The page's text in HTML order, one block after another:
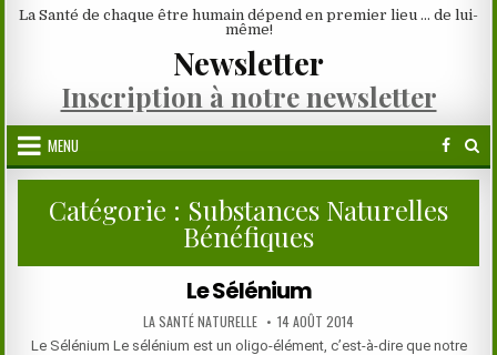
La Santé de chaque être humain dépend en premier lieu … de lui-
même!
Newsletter
Inscription à notre newsletter
MENU
Catégorie : Substances Naturelles
Bénéfiques
Le Sélénium
AUTHOR:
LA SANTÉ NATURELLE PUBLISHED
DATE:
14 AOÛT 2014
Le Sélénium Le sélénium est un oligo-élément, c’est-à-dire que notre